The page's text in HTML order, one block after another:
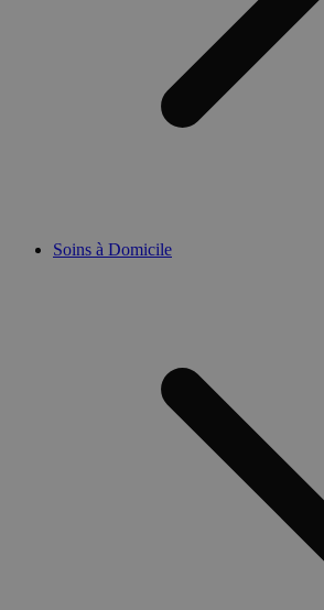
Soins à Domicile